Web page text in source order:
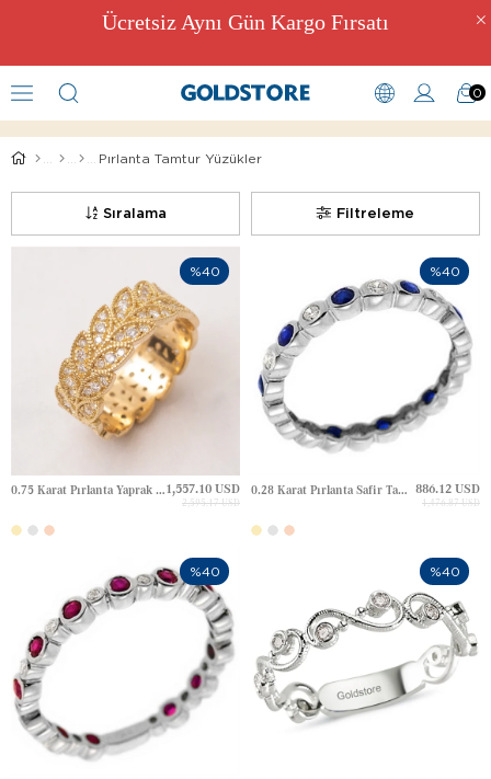
Ücretsiz Aynı Gün Kargo Fırsatı
0
Tamtur Pırlanta Yüzük Modelleri
Pırlanta Tamtur Yüzükler
Filtreleme
Sıralama
0.75 Karat Pırlanta Yaprak Tamtur Altın Yüzük1,557.10 USD
2,595.17 USD
%40
0.28 Karat Pırlanta Safir Tamtur Altın Yüzük 886.12 USD
1,476.87 USD
%40
%40 %40